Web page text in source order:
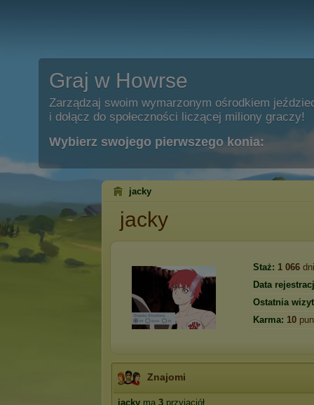
Graj w Howrse
Zarządzaj swoim wymarzonym ośrodkiem
i dołącz do społeczności liczącej miliony graczy!
Wybierz swojego pierwszego konia:
jacky
jacky
Staż: 1 066 dni
Data
Ostatnia
Karma: 10
Znajomi
jacky ma 3 przyjaciół